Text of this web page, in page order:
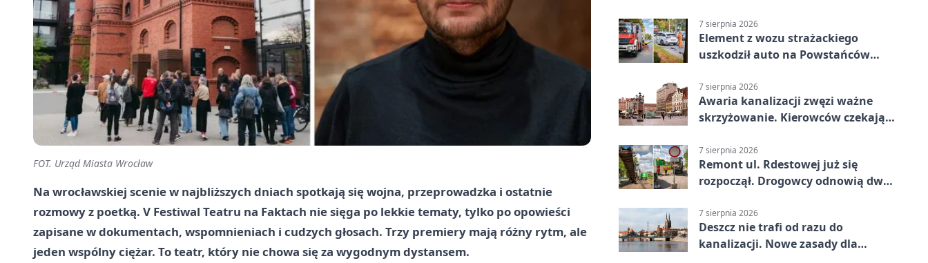
FOT. Urząd Miasta Wrocław
Na wrocławskiej scenie w najbliższych dniach spotkają się wojna, przeprowadzka i ostatnie
rozmowy z poetką. V Festiwal Teatru na Faktach nie sięga po lekkie tematy, tylko po opowieści
zapisane w dokumentach, wspomnieniach i cudzych głosach. Trzy premiery mają różny rytm, ale
jeden wspólny ciężar. To teatr, który nie chowa się za wygodnym dystansem.
7 sierpnia 2026
Element z wozu strażackiego
uszkodził auto na Powstańców
7 sierpnia 2026
Awaria kanalizacji zwęzi ważne
skrzyżowanie. Kierowców czekają
7 sierpnia 2026
Remont ul. Rdestowej już się
rozpoczął. Drogowcy odnowią dwa
7 sierpnia 2026
Deszcz nie trafi od razu do
kanalizacji. Nowe zasady dla